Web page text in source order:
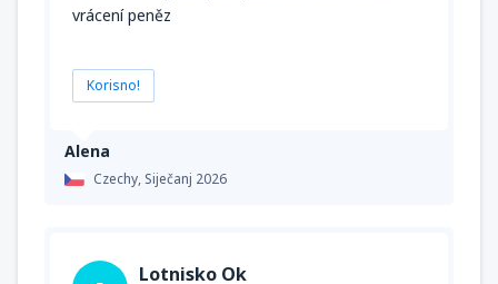
Alena
Czechy, Siječanj 2026
vrácení peněz
Korisno!
Lotnisko Ok